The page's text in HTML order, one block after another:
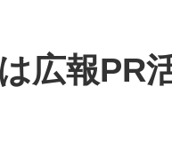
広報PR